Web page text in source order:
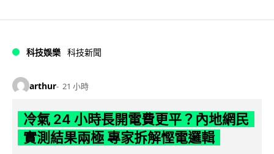
科技娛樂 科技新聞
arthur 21 小時
冷氣 24 小時長開電費更平？內地網民
實測結果兩極 專家拆解慳電邏輯